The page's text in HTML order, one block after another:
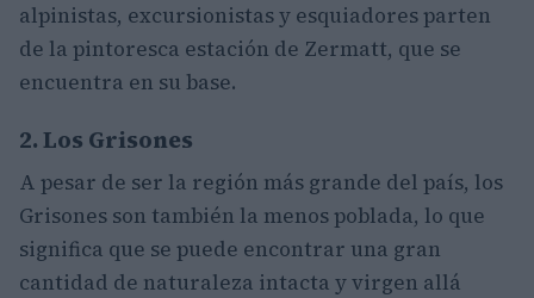
alpinistas, excursionistas y esquiadores parten
de la pintoresca estación de Zermatt, que se
encuentra en su base.
2. Los Grisones
A pesar de ser la región más grande del país, los
Grisones son también la menos poblada, lo que
significa que se puede encontrar una gran
cantidad de naturaleza intacta y virgen allá